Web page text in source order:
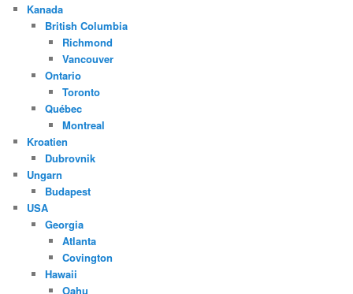
Kanada
British Columbia
Richmond
Vancouver
Ontario
Toronto
Québec
Montreal
Kroatien
Dubrovnik
Ungarn
Budapest
USA
Georgia
Atlanta
Covington
Hawaii
Oahu